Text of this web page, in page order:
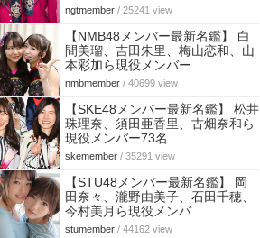
ngtmember / 25241 view
【NMB48メンバー最新名鑑】 白
間美瑠、吉田朱里、梅山恋和、山
本彩加ら現役メンバー…
nmbmember / 40699 view
【SKE48メンバー最新名鑑】 松井
珠理奈、須田亜香里、古畑奈和ら
現役メンバー73名…
skemember / 35291 view
【STU48メンバー最新名鑑】 岡
田奈々、瀧野由美子、石田千穂、
今村美月ら現役メンバ…
stumember / 44162 view